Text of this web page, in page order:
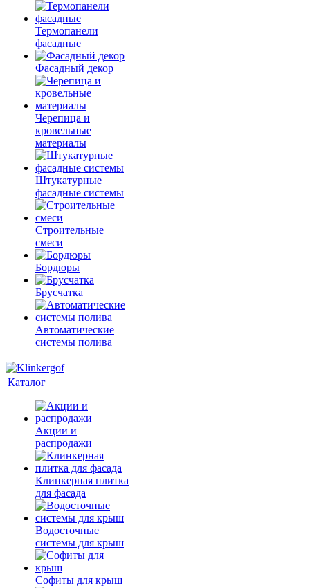
Термопанели
фасадные
Фасадный декор
Черепица и
кровельные
материалы
Штукатурные
фасадные системы
Строительные
смеси
Бордюры
Брусчатка
Автоматические
системы полива
Каталог
Акции и
распродажи
Клинкерная плитка
для фасада
Водосточные
системы для крыш
Софиты для крыш